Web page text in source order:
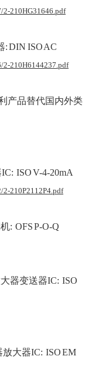
2-210HG31646.pdf
DIN ISO AC
2-210H6144237.pdf
产品替代国内外类
ISO V-4-20mA
2-210P2112P4.pdf
: OFS P-O-Q
器变送器IC: ISO
大器IC: ISO EM